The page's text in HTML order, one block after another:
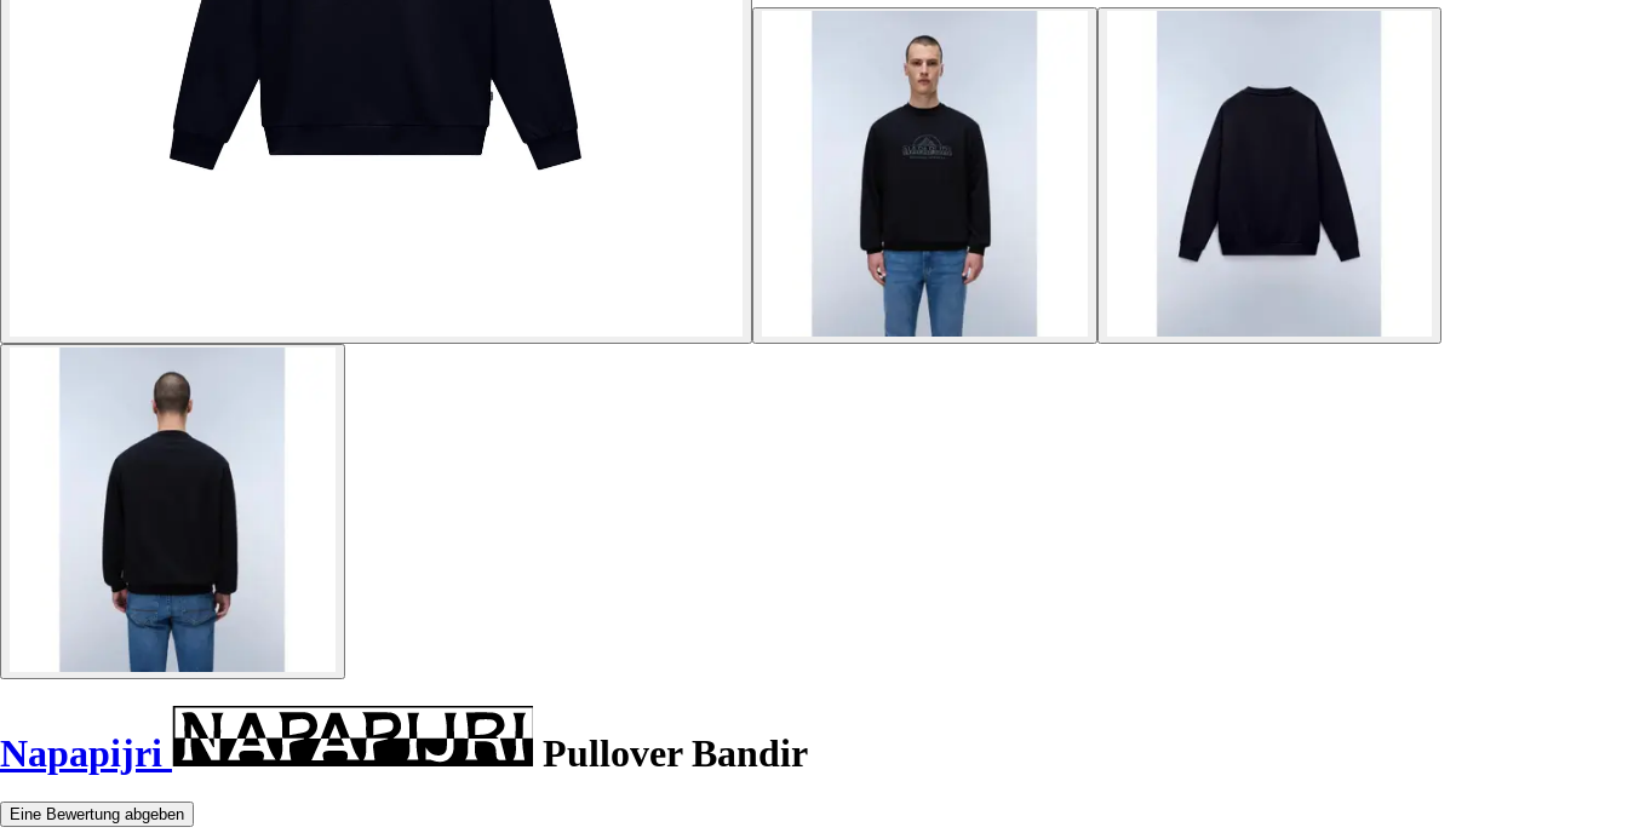
Napapijri Pullover Bandir
Eine Bewertung abgeben